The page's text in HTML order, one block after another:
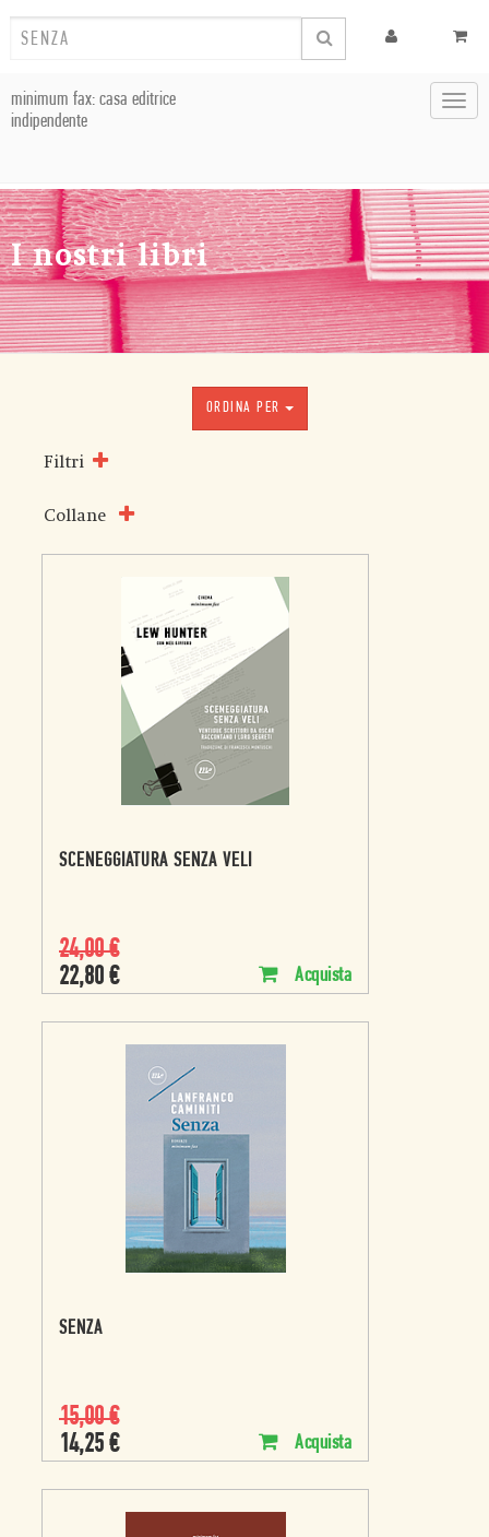
minimum fax: casa editrice
indipendente
I nostri libri
ORDINA PER
Filtri
Collane
SCENEGGIATURA SENZA VELI
24,00€
22,80 € Acquista
SENZA
15,00€
14,25 € Acquista